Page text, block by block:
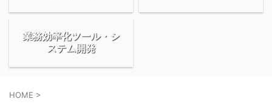
業務効率化ツール・シ
ステム開発
HOME >